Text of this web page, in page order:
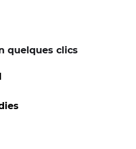
quelques clics